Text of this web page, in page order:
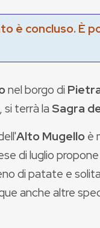
è concluso. È
nel borgo di
si terrà laSagra
Alto Mugelloè
di luglio
di patate e
anche altre